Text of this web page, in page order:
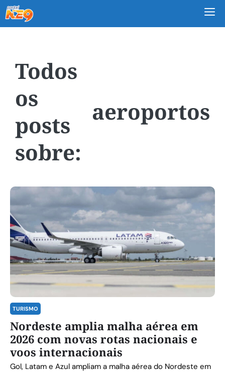
aeroportos
TURISMO
Nordeste amplia malha aérea em
2026 com novas rotas nacionais e
voos internacionais
Gol, Latam e Azul ampliam a malha aérea do Nordeste em